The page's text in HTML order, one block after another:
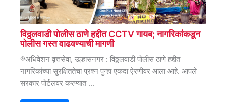
विठ्ठलवाडी पोलीस ठाणे हद्दीत CCTV गायब; नागरिकांकडून
पोलीस गस्त वाढवण्याची मागणी
®अधिवेशन वृत्तसेवा, उल्हासनगर : विठ्ठलवाडी पोलीस ठाणे हद्दीत
नागरिकांच्या सुरक्षिततेचा प्रश्न पुन्हा एकदा ऐरणीवर आला आहे. आपले
सरकार पोर्टलवर करण्यात ...